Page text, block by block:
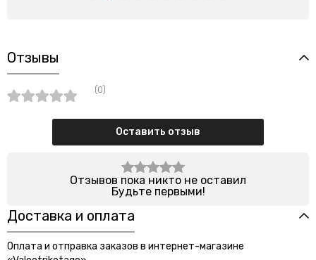
Отзывы
(0)
Оставить отзыв
Отзывов пока никто не оставил
Будьте первыми!
Доставка и оплата
Оплата и отправка заказов в интернет-магазине